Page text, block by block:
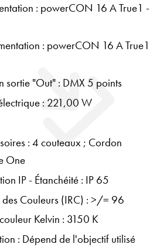
: powerCON 16 A True1 -
: powerCON 16 A True1
sortie "Out" : DMX 5 points
: 221,00 W
: 4 couteaux ; Cordon
One
IP - Étanchéité : IP 65
des Couleurs (IRC) : >/= 96
Kelvin : 3150 K
: Dépend de l'objectif utilisé